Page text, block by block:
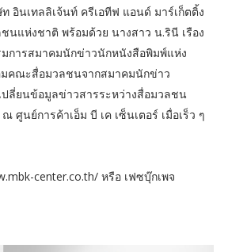
อินเทลลิเจ้นท์ ครีเอทีฟ แอนด์ มาร์เก็ตติ้ง
แห่งชาติ พร้อมด้วย นางสาว น.รินี เรือง
การสมาคมนักข่าวนักหนังสือพิมพ์แห่ง
มคณะสื่อมวลชนจากสมาคมนักข่าว
ปลี่ยนข้อมูลข่าวสารระหว่างสื่อมวลชน
นย์การค้าเอ็ม บี เค เซ็นเตอร์ เมื่อเร็ว ๆ
center.co.th/ หรือ เฟซบุ๊กเพจ